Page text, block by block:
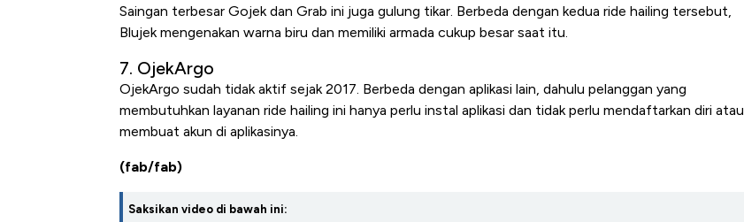
Saingan terbesar Gojek dan Grab ini juga gulung tikar. Berbeda dengan kedua ride hailing tersebut,
Blujek mengenakan warna biru dan memiliki armada cukup besar saat itu.
7. OjekArgo
OjekArgo sudah tidak aktif sejak 2017. Berbeda dengan aplikasi lain, dahulu pelanggan yang
membutuhkan layanan ride hailing ini hanya perlu instal aplikasi dan tidak perlu mendaftarkan diri atau
membuat akun di aplikasinya.
(fab/fab)
Saksikan video di bawah ini: